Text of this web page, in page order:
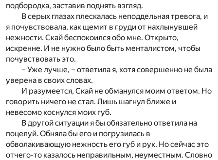
подбородка, заставив поднять взгляд.
В серых глазах плескалась неподдельная тревога, и
я почувствовала, как щемит в груди от нахлынувшей
нежности. Скай беспокоился обо мне. Открыто,
искренне. И не нужно было быть менталистом, чтобы
почувствовать это.
– Уже лучше, – ответила я, хотя совершенно не была
уверена в своих словах.
И разумеется, Скай не обманулся моим ответом. Но
говорить ничего не стал. Лишь шагнул ближе и
невесомо коснулся моих губ.
В другой ситуации я бы обязательно ответила на
поцелуй. Обняла бы его и погрузилась в
обволакивающую нежность его губ и рук. Но сейчас это
отчего-то казалось неправильным, неуместным. Словно